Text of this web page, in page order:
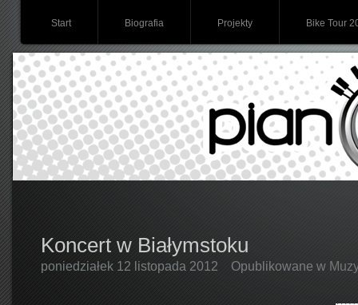
Start Biografia Projekty Bike Tour
Koncert w Białymstoku
poniedziałek 12 listopada 2012 Opublikowane w